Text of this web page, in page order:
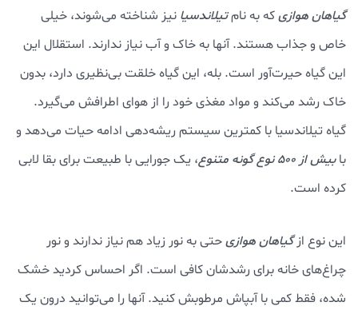
گیاهان هوازیکه به نامتیلاندسیا نیز شناخته می‌شوند، خیلی
خاص و جذاب هستند. آنها به خاک و آب نیاز ندارند. استقلال این
این گیاه حیرت‌آور است. بله، این گیاه خلقت بی‌نظیری دارد، بدون
خاک رشد می‌کند و مواد مغذی خود را از هوای اطرافش می‌گیرد.
گیاه تیلاندسیا با کمترین سیستم ریشه‌دهی ادامه حیات می‌دهد و
بابیش از ۵۰۰ نوع گونه متنوع
، یک جورایی با طبیعت برای بقا لابی
کرده است.
این نوع ازگیاهان هوازیحتی به نور زیاد هم نیاز ندارند و نور
چراغ‌های خانه برای رشدشان کافی است. اگر احساس کردید خشک
شده، فقط کمی با آبپاش مرطوبش کنید. آنها را می‌توانید درون یک